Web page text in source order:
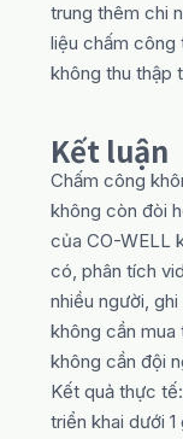
trung thêm chi
liệu chấm công
không thu thập
Kết luận
Chấm công
không còn đòi
của CO-WELL
có, phân tích
nhiều người,
không cần mua
không cần đội
Kết quả thực
triển khai dưới